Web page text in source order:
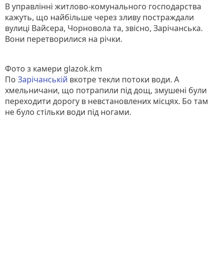
В управлінні житлово-комунального господарства
кажуть, що найбільше через зливу постраждали
вулиці Вайсера, Чорновола та, звісно, Зарічанська.
Вони перетворилися на річки.
Фото з камери glazok.km
По Зарічанській вкотре текли потоки води. А
хмельничани, що потрапили під дощ, змушені були
переходити дорогу в невстановлених місцях. Бо там
не було стільки води під ногами.